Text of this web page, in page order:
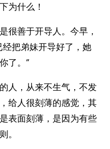
为什么！
很善于开导人。今早，
把弟妹开导好了，她
了。”
人，从来不生气，不发
给人很刻薄的感觉，其
表面刻薄，是因为有些
。